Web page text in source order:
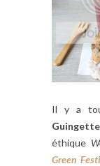
Il y a
éthique
Green